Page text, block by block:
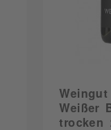
Weißer
trocken